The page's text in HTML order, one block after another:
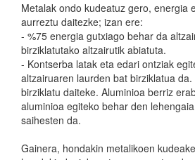
Metalak ondo kudeatuz gero, energia
aurreztu daitezke; izan ere:
- %75 energia gutxiago behar da
birziklatutako altzairutik abiatuta.
- Kontserba latak eta edari ontziak
altzairuaren laurden bat birziklatua
birziklatu daiteke. Aluminioa berriz
aluminioa egiteko behar den
saihesten da.
Gainera, hondakin metalikoen